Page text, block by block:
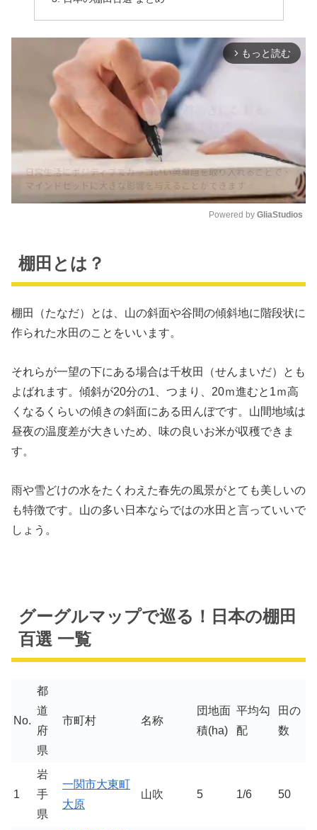
arrow_forward_ios もっと読む
e
Powered by GliaStudios
棚田とは？
棚田（たなだ）とは、山の斜面や谷間の傾斜地に階段状に
作られた水田のことをいいます。
それらが一望の下にある場合は千枚田（せんまいだ）とも
よばれます。傾斜が20分の1、つまり、20ｍ進むと1ｍ高
くなるくらいの傾きの斜面にある田んぼです。山間地域は
昼夜の温度差が大きいため、味の良いお米が収穫できま
す。
雨や雪どけの水をたくわえた春先の風景がとても美しいの
も特徴です。山の多い日本ならではの水田と言っていいで
しょう。
グーグルマップで巡る！日本の棚田
百選 一覧
No.
都
道
府
県
市町村 名称
団地面
積(ha)
平均勾
配
田の
数
1
岩
手
県
一関市大東町
大原
山吹 5 1/6 50